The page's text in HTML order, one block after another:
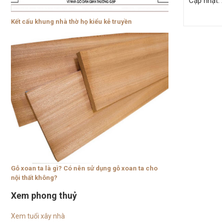
Kết cấu khung nhà thờ họ kiểu kẻ truyền
Gỗ xoan ta là gì? Có nên sử dụng gỗ xoan ta cho
nội thất không?
Xem phong thuỷ
Xem tuổi xây nhà